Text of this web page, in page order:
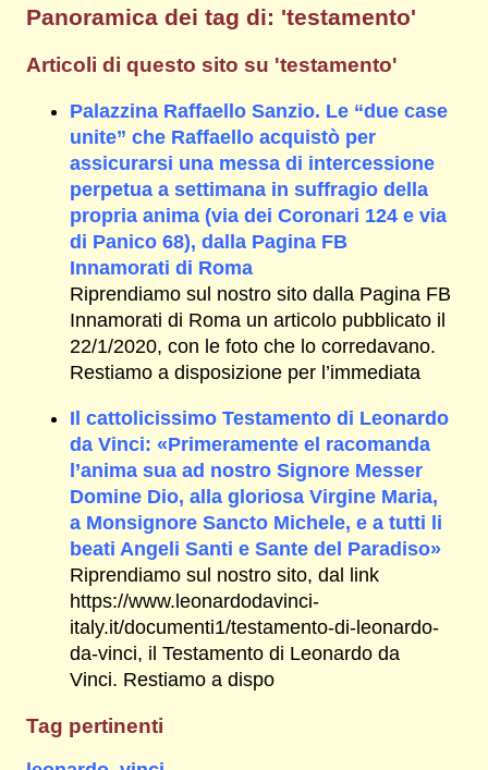
Panoramica dei tag di: 'testamento'
Articoli di questo sito su 'testamento'
Palazzina Raffaello Sanzio. Le “due case
unite” che Raffaello acquistò per
assicurarsi una messa di intercessione
perpetua a settimana in suffragio della
propria anima (via dei Coronari 124 e via
di Panico 68), dalla Pagina FB
Innamorati di Roma
Riprendiamo sul nostro sito dalla Pagina FB
Innamorati di Roma un articolo pubblicato il
22/1/2020, con le foto che lo corredavano.
Restiamo a disposizione per l’immediata
Il cattolicissimo Testamento di Leonardo
da Vinci: «Primeramente el racomanda
l’anima sua ad nostro Signore Messer
Domine Dio, alla gloriosa Virgine Maria,
a Monsignore Sancto Michele, e a tutti li
beati Angeli Santi e Sante del Paradiso»
Riprendiamo sul nostro sito, dal link
https://www.leonardodavinci-
italy.it/documenti1/testamento-di-leonardo-
da-vinci, il Testamento di Leonardo da
Vinci. Restiamo a dispo
Tag pertinenti